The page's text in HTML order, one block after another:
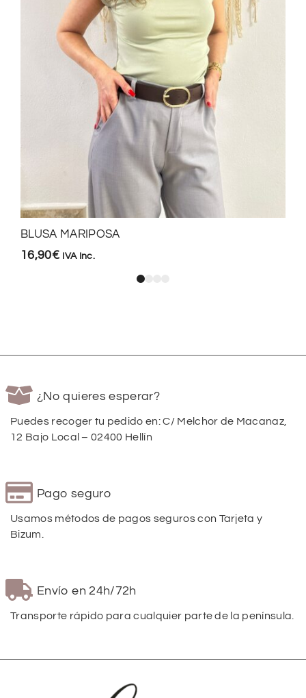
BLUSA MARIPOSA
16,90€ IVA Inc.
¿No quieres esperar?
Puedes recoger tu pedido en: C/ Melchor de Macanaz,
12 Bajo Local – 02400 Hellín
Pago seguro
Usamos métodos de pagos seguros con Tarjeta y
Bizum.
Envío en 24h/72h
Transporte rápido para cualquier parte de la península.